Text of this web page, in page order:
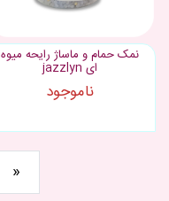
نمک حمام و ماساژ رایحه میوه
ای jazzlyn
ناموجود
»